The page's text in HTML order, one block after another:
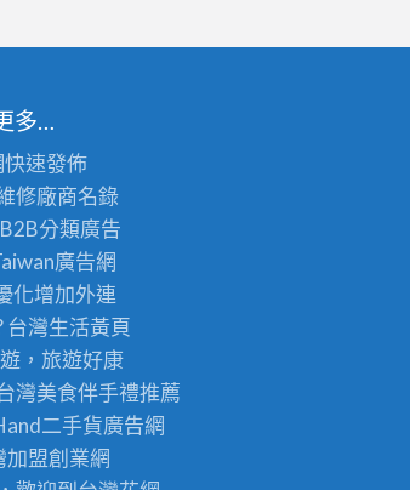
多…
快速發佈
修廠商名錄
分類廣告
廣告網
化增加外連
台灣生活黃頁
，旅遊好康
灣美食伴手禮推薦
二手貨廣告網
加盟創業網